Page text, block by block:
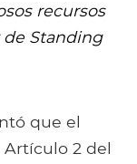
recursos
Standing
que el
Artículo 2 del